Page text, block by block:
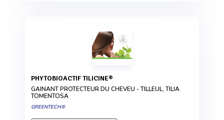
PHYTOBIOACTIF TILICINE®
GAINANT PROTECTEUR DU CHEVEU - TILLEUL, TILIA
TOMENTOSA
GREENTECH®